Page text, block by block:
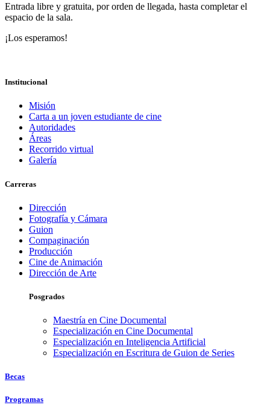
Entrada libre y gratuita, por orden de llegada, hasta completar el
espacio de la sala.
¡Los esperamos!
Institucional
Misión
Carta a un joven estudiante de cine
Autoridades
Áreas
Recorrido virtual
Galería
Carreras
Dirección
Fotografía y Cámara
Guion
Compaginación
Producción
Cine de Animación
Dirección de Arte
Posgrados
Maestría en Cine Documental
Especialización en Cine Documental
Especialización en Inteligencia Artificial
Especialización en Escritura de Guion de Series
Becas
Programas